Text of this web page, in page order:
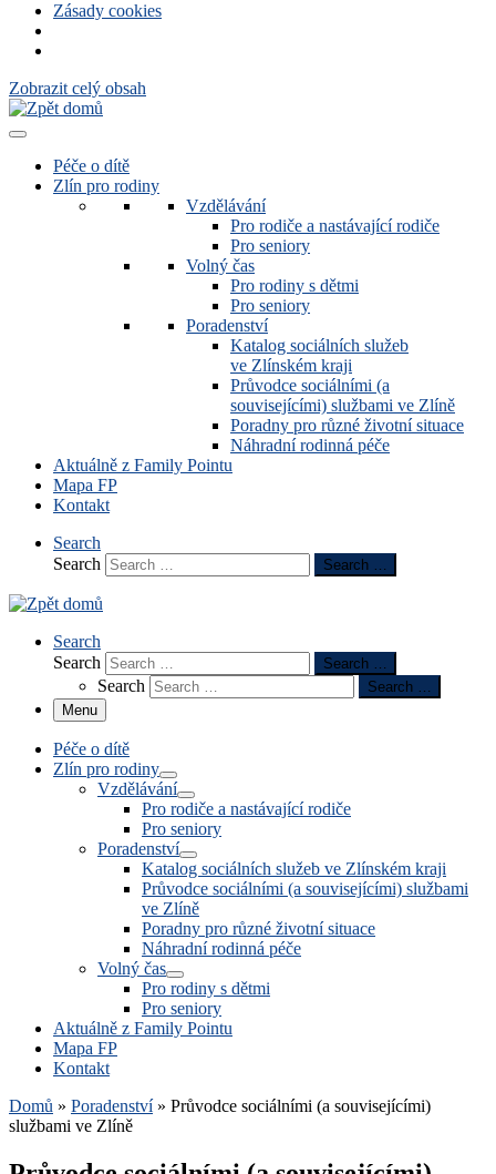
Zásady cookies
Zobrazit celý obsah
Péče o dítě
Zlín pro rodiny
Vzdělávání
Pro rodiče a nastávající rodiče
Pro seniory
Volný čas
Pro rodiny s dětmi
Pro seniory
Poradenství
Katalog sociálních služeb
ve Zlínském kraji
Průvodce sociálními (a
souvisejícími) službami ve Zlíně
Poradny pro různé životní situace
Náhradní rodinná péče
Aktuálně z Family Pointu
Mapa FP
Kontakt
Search
Search
Search …
Search
Search
Search …
Search
Search …
Menu
Péče o dítě
Zlín pro rodiny
Vzdělávání
Pro rodiče a nastávající rodiče
Pro seniory
Poradenství
Katalog sociálních služeb ve Zlínském kraji
Průvodce sociálními (a souvisejícími) službami
ve Zlíně
Poradny pro různé životní situace
Náhradní rodinná péče
Volný čas
Pro rodiny s dětmi
Pro seniory
Aktuálně z Family Pointu
Mapa FP
Kontakt
Domů » Poradenství » Průvodce sociálními (a souvisejícími)
službami ve Zlíně